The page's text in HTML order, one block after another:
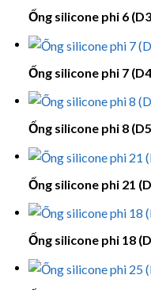
Ống silicone phi 6
Ống silicone phi 7
Ống silicone phi 8
Ống silicone phi 21
Ống silicone phi 18